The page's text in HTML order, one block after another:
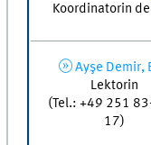
Koordinatorin
Ayşe Demir,
Lektorin
(Tel.: +49 251
17)